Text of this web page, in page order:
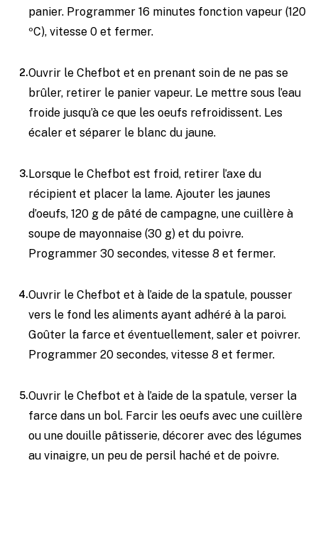
panier. Programmer 16 minutes fonction vapeur (120
ºC), vitesse 0 et fermer.
Ouvrir le Chefbot et en prenant soin de ne pas se
brûler, retirer le panier vapeur. Le mettre sous l’eau
froide jusqu’à ce que les oeufs refroidissent. Les
écaler et séparer le blanc du jaune.
Lorsque le Chefbot est froid, retirer l’axe du
récipient et placer la lame. Ajouter les jaunes
d’oeufs, 120 g de pâté de campagne, une cuillère à
soupe de mayonnaise (30 g) et du poivre.
Programmer 30 secondes, vitesse 8 et fermer.
Ouvrir le Chefbot et à l’aide de la spatule, pousser
vers le fond les aliments ayant adhéré à la paroi.
Goûter la farce et éventuellement, saler et poivrer.
Programmer 20 secondes, vitesse 8 et fermer.
Ouvrir le Chefbot et à l’aide de la spatule, verser la
farce dans un bol. Farcir les oeufs avec une cuillère
ou une douille pâtisserie, décorer avec des légumes
au vinaigre, un peu de persil haché et de poivre.